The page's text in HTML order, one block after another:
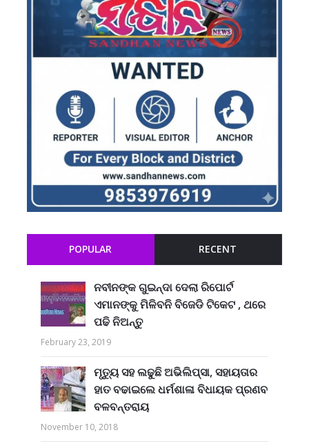
POPULAR RECENT
ନବୀନଙ୍କ ଗୁଇନ୍ଦା ଦେଲା ରିପୋର୍ଟ
ଏମାନଙ୍କୁ ମିଳିବନି ବିଜେଡି ଟିକେଟ , ଥରେ
ପଢି ନିଅନ୍ତୁ
February 23, 2019
ମୃତ୍ୟୁ ସହ ଲଢୁଛି ଅଭିଲିପ୍ସା, ସହାୟତାର
ହାତ ବଢାଇଲେ ଧର୍ମଶାଳା ବିଧାୟକ ପ୍ରଣବ
ବଳବନ୍ତରାୟ
November 10, 2018